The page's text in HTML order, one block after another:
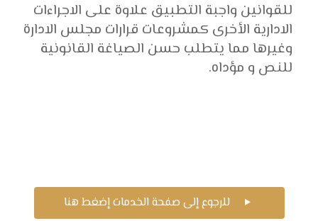
للقوانين واجبة التطبيق علاوة على الاجراءات
الادارية الأخرى كمشروعات قرارات مجلس الادارة
وغيرها مما يتطلب حسن الصياغة القانونية
للنص و مؤداه.
 للرجوع إلى صفحة الخدمات إضغط هنا